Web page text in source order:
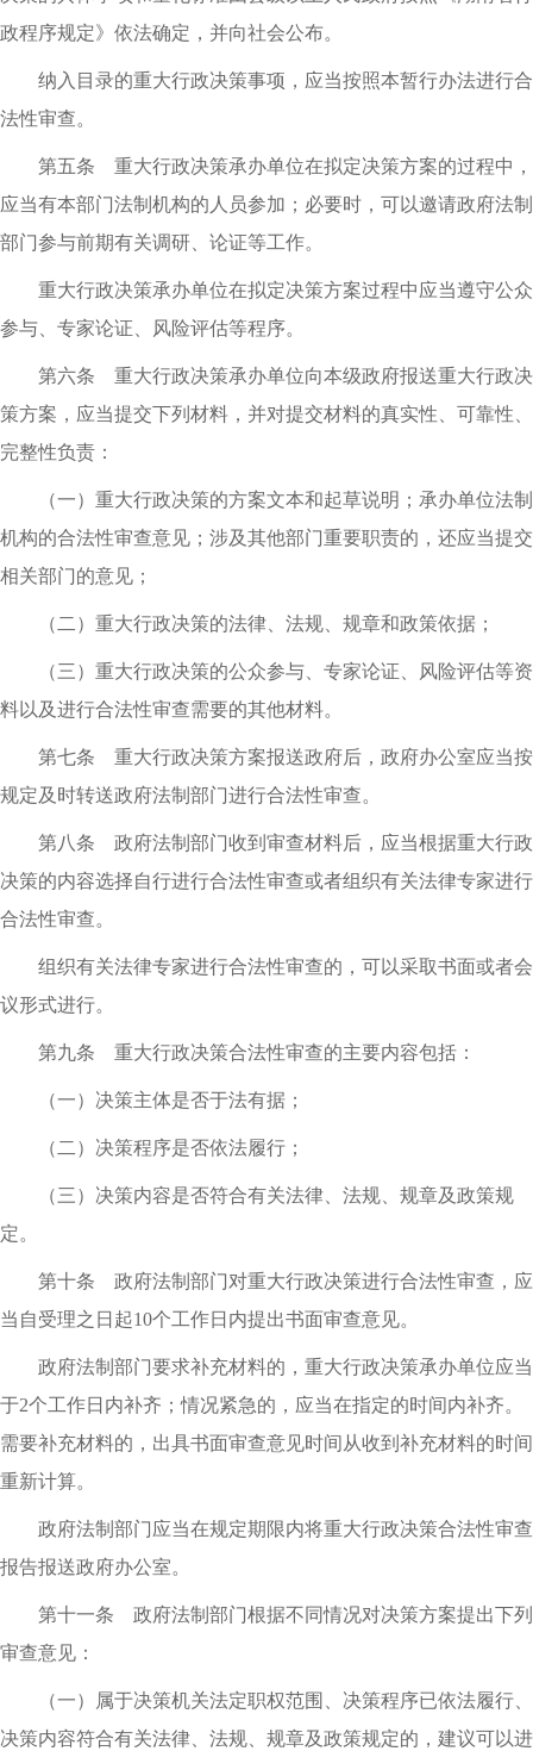
政程序规定》依法确定，并向社会公布。
纳入目录的重大行政决策事项，应当按照本暂行办法进行合
法性审查。
第五条 重大行政决策承办单位在拟定决策方案的过程中，
应当有本部门法制机构的人员参加；必要时，可以邀请政府法制
部门参与前期有关调研、论证等工作。
重大行政决策承办单位在拟定决策方案过程中应当遵守公众
参与、专家论证、风险评估等程序。
第六条 重大行政决策承办单位向本级政府报送重大行政决
策方案，应当提交下列材料，并对提交材料的真实性、可靠性、
完整性负责：
（一）重大行政决策的方案文本和起草说明；承办单位法制
机构的合法性审查意见；涉及其他部门重要职责的，还应当提交
相关部门的意见；
（二）重大行政决策的法律、法规、规章和政策依据；
（三）重大行政决策的公众参与、专家论证、风险评估等资
料以及进行合法性审查需要的其他材料。
第七条 重大行政决策方案报送政府后，政府办公室应当按
规定及时转送政府法制部门进行合法性审查。
第八条 政府法制部门收到审查材料后，应当根据重大行政
决策的内容选择自行进行合法性审查或者组织有关法律专家进行
合法性审查。
组织有关法律专家进行合法性审查的，可以采取书面或者会
议形式进行。
第九条 重大行政决策合法性审查的主要内容包括：
（一）决策主体是否于法有据；
（二）决策程序是否依法履行；
（三）决策内容是否符合有关法律、法规、规章及政策规
定。
第十条 政府法制部门对重大行政决策进行合法性审查，应
当自受理之日起10个工作日内提出书面审查意见。
政府法制部门要求补充材料的，重大行政决策承办单位应当
于2个工作日内补齐；情况紧急的，应当在指定的时间内补齐。
需要补充材料的，出具书面审查意见时间从收到补充材料的时间
重新计算。
政府法制部门应当在规定期限内将重大行政决策合法性审查
报告报送政府办公室。
第十一条 政府法制部门根据不同情况对决策方案提出下列
审查意见：
（一）属于决策机关法定职权范围、决策程序已依法履行、
决策内容符合有关法律、法规、规章及政策规定的，建议可以进